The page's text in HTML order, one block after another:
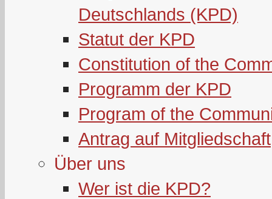
Deutschlands (KPD)
Statut der KPD
Constitution of the
Programm der KPD
Program of the
Antrag auf Mitgliedschaft
Über uns
Wer ist die KPD?